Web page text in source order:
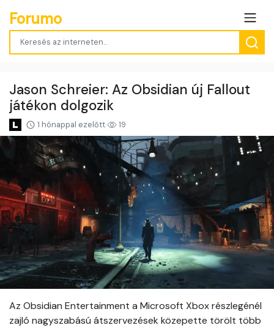
Forumo
Jason Schreier: Az Obsidian új Fallout
játékon dolgozik
1 hónappal ezelőtt 19
Az Obsidian Entertainment a Microsoft Xbox részlegénél
zajló nagyszabású átszervezések közepette törölt több